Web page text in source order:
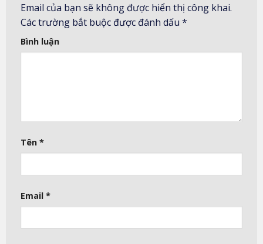
Email của bạn sẽ không được hiển thị công khai.
Các trường bắt buộc được đánh dấu *
Bình luận
Tên *
Email *